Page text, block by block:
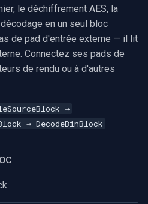
le déchiffrement AES, la
en un seul bloc
de pad d'entrée externe — il lit
Connectez ses pads de
de rendu ou à d'autres
→
→ DecodeBinBlock